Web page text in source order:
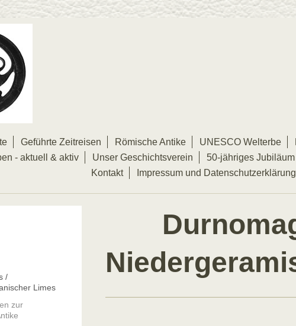
Geführte Zeitreisen Römische Antike UNESCO Welterbe
- aktuell & aktiv
Unser Geschichtsverein 50-jähriges Jubiläum
Kontakt
Impressum und Datenschutzerklärung
/
Limes
zur